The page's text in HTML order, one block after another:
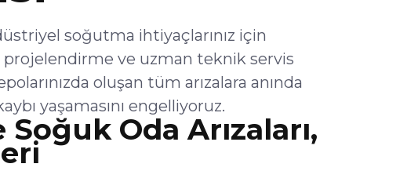
soğutma ihtiyaçlarınız için
ve uzman teknik servis
oluşan tüm arızalara anında
yaşamasını engelliyoruz.
Oda Arızaları,